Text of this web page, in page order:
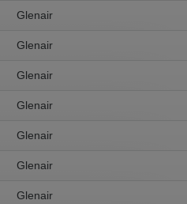
Glenair
Glenair
Glenair
Glenair
Glenair
Glenair
Glenair